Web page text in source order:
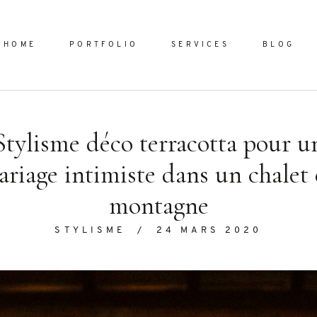
HOME PORTFOLIO SERVICES BLOG
déco terracotta pour
intimiste dans un chalet
montagne
STYLISME / 24 MARS 2020
nulla
mollis
Home
About